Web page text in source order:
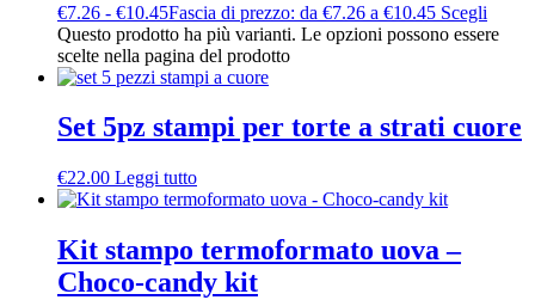
€7.26 - €10.45Fascia di prezzo: da €7.26 a €10.45 Scegli
Questo prodotto ha più varianti. Le opzioni possono essere
scelte nella pagina del prodotto
Set 5pz stampi per torte a strati cuore
€22.00 Leggi tutto
Kit stampo termoformato uova –
Choco-candy kit